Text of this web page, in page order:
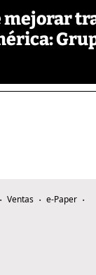
Ventas
e-Paper